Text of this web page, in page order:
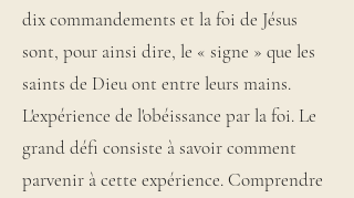
dix commandements et la foi de Jésus
sont, pour ainsi dire, le « signe » que les
saints de Dieu ont entre leurs mains.
L'expérience de l'obéissance par la foi. Le
grand défi consiste à savoir comment
parvenir à cette expérience. Comprendre